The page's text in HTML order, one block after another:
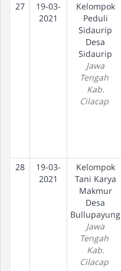
27
19-03-
2021
Kelompok
Peduli
Sidaurip
Desa
Sidaurip
Jawa
Tengah
Kab.
Cilacap
28
19-03-
2021
Kelompok
Tani Karya
Makmur
Desa
Bullupayung
Jawa
Tengah
Kab.
Cilacap